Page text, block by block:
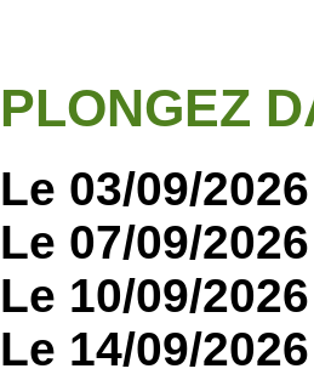
PLONGEZ
Le 03/09/2026
Le 07/09/2026
Le 10/09/2026
Le 14/09/2026